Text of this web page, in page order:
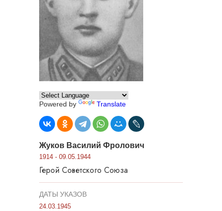
Powered by Translate
Жуков Василий Фролович
1914 - 09.05.1944
Герой Советского Союза
ДАТЫ УКАЗОВ
24.03.1945